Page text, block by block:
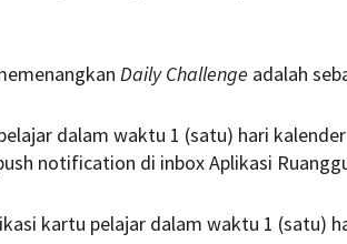
Daily Challenge adalah
dalam waktu 1 (satu) hari
notification di inbox Aplikasi
kartu pelajar dalam waktu 1 (satu)